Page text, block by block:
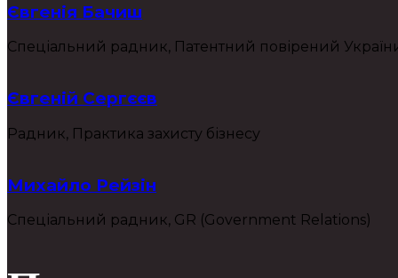
Євгенія Бачиш
Спеціальний радник, Патентний повірений
Євгеній Сергєєв
Радник, Практика захисту бізнесу
Михайло Рейзін
Спеціальний радник, GR (Government Relations)